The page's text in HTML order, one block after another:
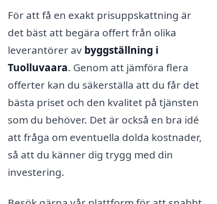
För att få en exakt prisuppskattning är
det bäst att begära offert från olika
leverantörer av byggställning i
Tuolluvaara. Genom att jämföra flera
offerter kan du säkerställa att du får det
bästa priset och den kvalitet på tjänsten
som du behöver. Det är också en bra idé
att fråga om eventuella dolda kostnader,
så att du känner dig trygg med din
investering.